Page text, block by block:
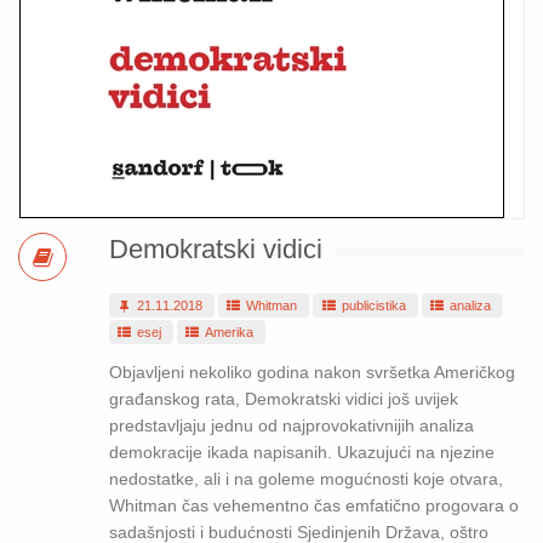
Demokratski vidici
21.11.2018 Whitman publicistika
analiza
esej
Amerika
Objavljeni nekoliko godina nakon svršetka Američkog
građanskog rata, Demokratski vidici još uvijek
predstavljaju jednu od najprovokativnijih analiza
demokracije ikada napisanih. Ukazujući na njezine
nedostatke, ali i na goleme mogućnosti koje otvara,
Whitman čas vehementno čas emfatično progovara o
sadašnjosti i budućnosti Sjedinjenih Država, oštro